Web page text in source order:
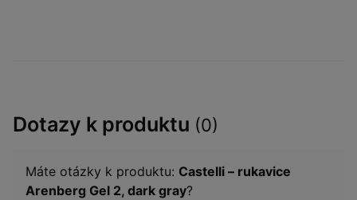
Dotazy k produktu (0)
Máte otázky k produktu: Castelli – rukavice
Arenberg Gel 2, dark gray?